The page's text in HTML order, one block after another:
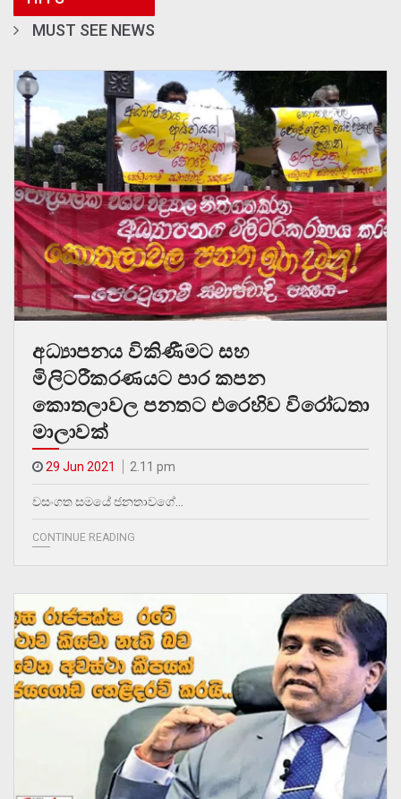
MUST SEE NEWS
අධ්‍යාපනය විකිණීමට සහ
මිලිටරීකරණයට පාර කපන
කොතලාවල පනතට එරෙහිව විරෝධතා
මාලාවක්
29 Jun 2021 2.11 pm
වසංගත සමයේ ජනතාවගේ…
CONTINUE READING